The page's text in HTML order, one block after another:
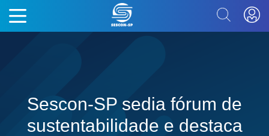
Sescon-SP sedia fórum de
sustentabilidade e destaca